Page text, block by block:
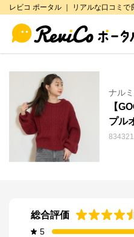
レビコ ポータル ｜ リアルな口コミで
ナル
【
プル
総合評価
5